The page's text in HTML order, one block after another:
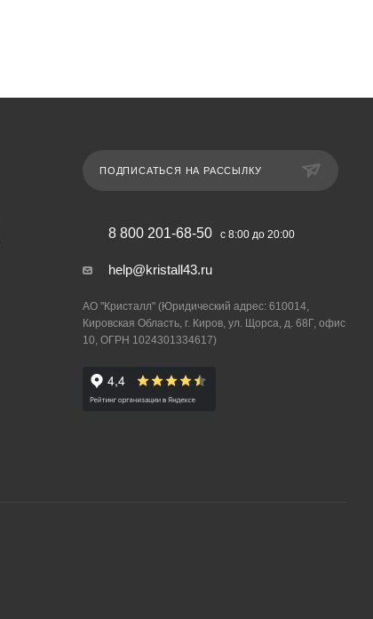
ПОДПИСАТЬСЯ НА РАССЫЛКУ
8 800 201-68-50 с 8:00 до 20:00
help@kristall43.ru
АО "Кристалл" (Юридический адрес: 610014,
Кировская Область, г. Киров, ул. Щорса, д. 68Г, офис
10, ОГРН 1024301334617)